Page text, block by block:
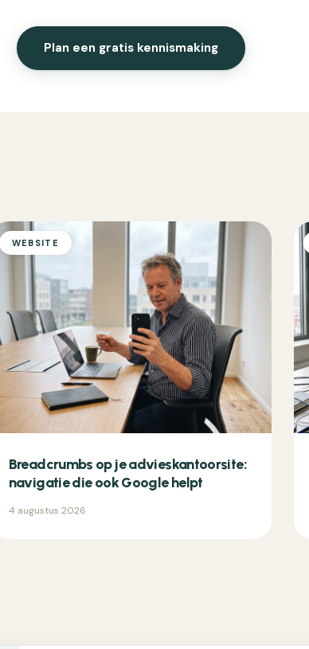
Plan een gratis kennismaking
WEBSITE
Breadcrumbs op je advieskantoorsite:
navigatie die ook Google helpt
4 augustus 2026